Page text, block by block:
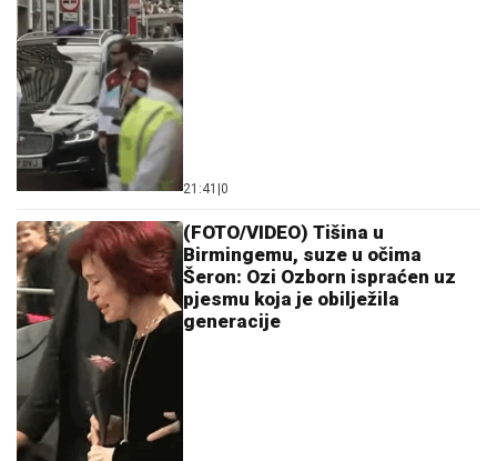
21:41 0
(FOTO/VIDEO) Tišina u
Birmingemu, suze u očima
Šeron: Ozi Ozborn ispraćen uz
pjesmu koja je obilježila
generacije